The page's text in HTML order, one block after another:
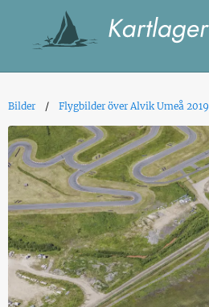
Bilder Flygbilder över Alvik Umeå 2019